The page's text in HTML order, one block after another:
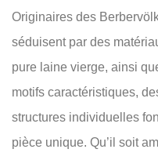
Originaires des
séduisent par des
pure laine vierge, ainsi
motifs caractéristiques,
structures individuelles
pièce unique. Qu’il soit